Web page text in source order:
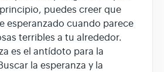
puedes creer que
esperanzado cuando parece
terribles a tu alrededor.
es el antídoto para la
la esperanza y la